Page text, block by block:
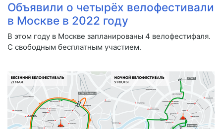
Объявили о четырёх велофестивали
в Москве в 2022 году
В этом году в Москве запланированы 4 велофестифаля.
С свободным бесплатным участием.